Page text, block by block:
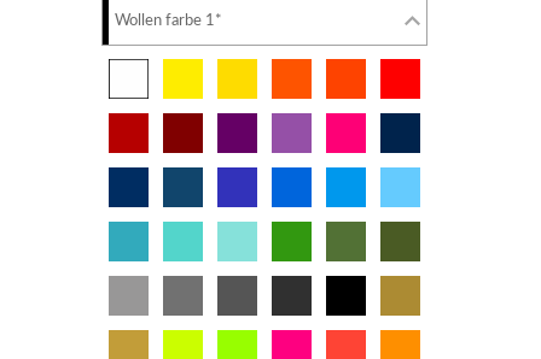
Wollen farbe 1*